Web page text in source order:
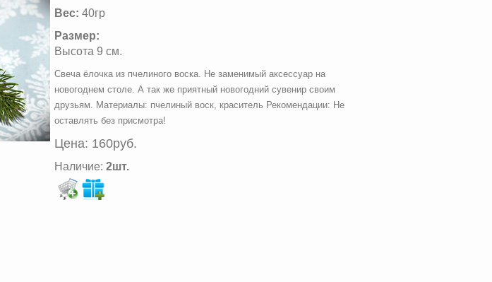
Вес: 40гр
Размер:
Высота 9 см.
Свеча ёлочка из пчелиного воска. Не заменимый аксессуар на
новогоднем столе. А так же приятный новогодний сувенир своим
друзьям. Материалы: пчелиный воск, краситель Рекомендации: Не
оставлять без присмотра!
Цена: 160руб.
Наличие: 2шт.